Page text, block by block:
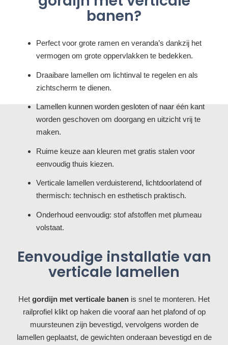
banen?
Perfect voor grote ramen en veranda’s dankzij het
vermogen om grote oppervlakken te bedekken.
Draaibare lamellen om lichtinval te regelen en als
zichtscherm te dienen.
Lamellen kunnen worden gesloten of naar één kant
worden geschoven om doorgang en uitzicht vrij te
maken.
Ruime keuze aan kleuren met gratis stalen voor
eenvoudig thuis kiezen.
Verticale lamellen verduisterend, lichtdoorlatend of
thermisch: technisch en esthetisch praktisch.
Onderhoud eenvoudig: stof afstoffen met plumeau
volstaat.
Eenvoudige installatie van
verticale lamellen
Het gordijn met verticale banen is snel te monteren. Het
railprofiel klikt op haken die vooraf aan het plafond of op
muursteunen zijn bevestigd, vervolgens worden de
lamellen geplaatst, de gewichten onderaan bevestigd en de